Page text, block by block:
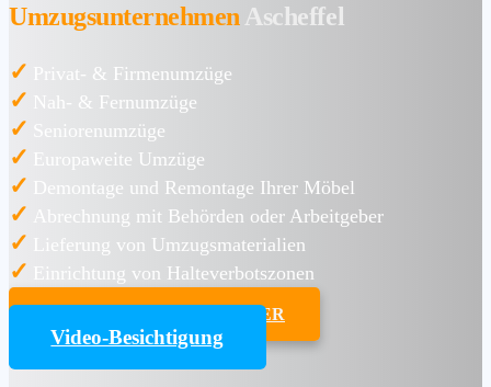
Umzugsunternehmen Ascheffel
✓ Privat- & Firmenumzüge
✓ Nah- & Fernumzüge
✓ Seniorenumzüge
✓ Europaweite Umzüge
✓ Demontage und Remontage Ihrer Möbel
✓ Abrechnung mit Behörden oder Arbeitgeber
✓ Lieferung von Umzugsmaterialien
✓ Einrichtung von Halteverbotszonen
UMZUGSKOSTENRECHNER
Video-Besichtigung